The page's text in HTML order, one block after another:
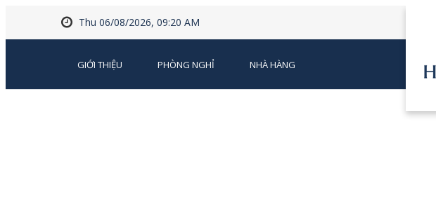
Thu 06/08/2026, 09:20 AM
GIỚI THIỆU PHÒNG NGHỈ NHÀ HÀNG